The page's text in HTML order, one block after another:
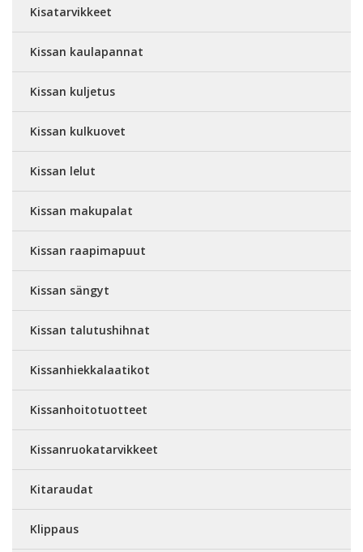
Kisatarvikkeet
Kissan kaulapannat
Kissan kuljetus
Kissan kulkuovet
Kissan lelut
Kissan makupalat
Kissan raapimapuut
Kissan sängyt
Kissan talutushihnat
Kissanhiekkalaatikot
Kissanhoitotuotteet
Kissanruokatarvikkeet
Kitaraudat
Klippaus